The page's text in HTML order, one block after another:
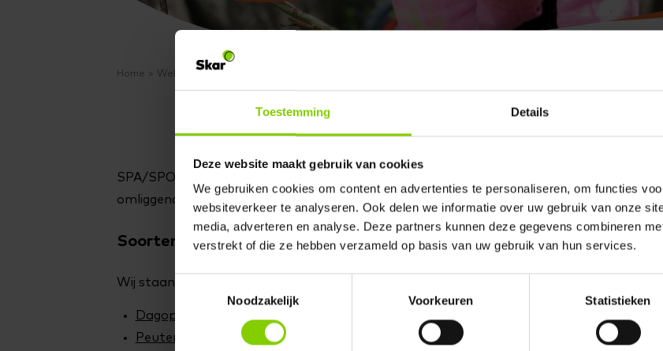
Toestemming Details
Deze website maakt gebruik van cookies
We gebruiken cookies om content en advertenties te personaliseren, om functies
websiteverkeer te analyseren. Ook delen we informatie over uw gebruik van onze
media, adverteren en analyse. Deze partners kunnen deze gegevens combineren
verstrekt of die ze hebben verzameld op basis van uw gebruik van hun services.
Noodzakelijk
Voorkeuren Statistieken
Home Welkom bij Skar
SPA/SPO is sinds 1 april 2022 aangesloten bij Skar, onderdeel van Wij zijn JONG. Met
omliggende gemeenten, zijn we altijd dichtbij. Je bent van harte welkom om een kijkje te
Soorten kinderopvang
Wij staan graag klaar voor jouw kind, met een uitgebreid aanbod:
Dagopvang
Peuterwerk
(2 – 4 jaar)